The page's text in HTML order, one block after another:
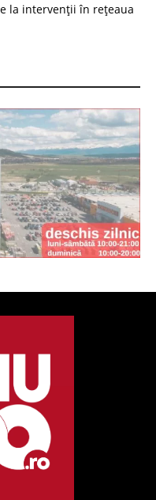
la intervenții în rețeaua